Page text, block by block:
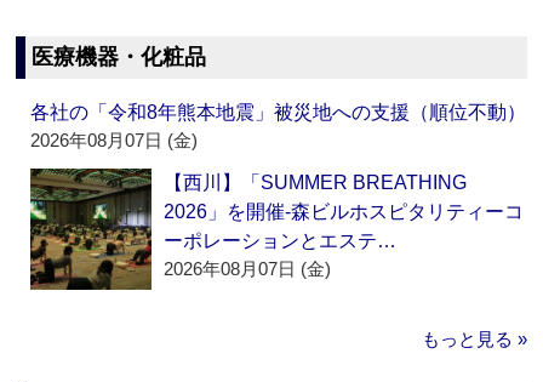
医療機器・化粧品
各社の「令和8年熊本地震」被災地への支援（順位不動）
2026年08月07日 (金)
【西川】「SUMMER BREATHING
2026」を開催‐森ビルホスピタリティーコ
ーポレーションとエステ…
2026年08月07日 (金)
もっと見る »